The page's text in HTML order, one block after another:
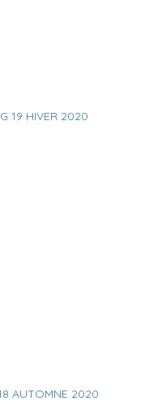
19 HIVER 2020
AUTOMNE 2020